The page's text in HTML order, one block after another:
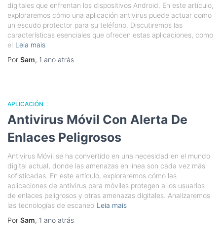
digitales que enfrentan los dispositivos Android. En este artículo,
exploraremos cómo una aplicación antivirus puede actuar como
un escudo protector para su teléfono. Discutiremos las
características esenciales que ofrecen estas aplicaciones, como
el Leia mais
Por Sam, 1 ano atrás
APLICACIÓN
Antivirus Móvil Con Alerta De
Enlaces Peligrosos
Antivirus Móvil se ha convertido en una necesidad en el mundo
digital actual, donde las amenazas en línea son cada vez más
sofisticadas. En este artículo, exploraremos cómo las
aplicaciones de antivirus para móviles protegen a los usuarios
de enlaces peligrosos y otras amenazas digitales. Analizaremos
las tecnologías de escaneo Leia mais
Por Sam, 1 ano atrás